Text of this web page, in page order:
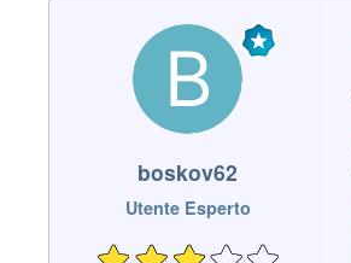
boskov62
Utente Esperto